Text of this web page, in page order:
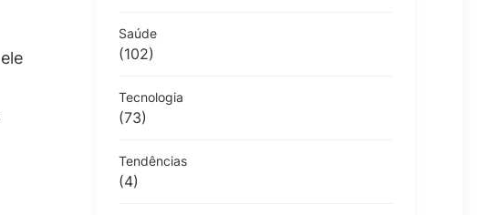
Saúde
(102)
Tecnologia
(73)
Tendências
(4)